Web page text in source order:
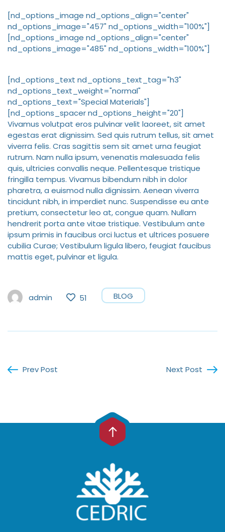
[nd_options_image nd_options_align="center"
nd_options_image="457" nd_options_width="100%"]
[nd_options_image nd_options_align="center"
nd_options_image="485" nd_options_width="100%"]
[nd_options_text nd_options_text_tag="h3"
nd_options_text_weight="normal"
nd_options_text="Special Materials"]
[nd_options_spacer nd_options_height="20"]
Vivamus volutpat eros pulvinar velit laoreet, sit amet
egestas erat dignissim. Sed quis rutrum tellus, sit amet
viverra felis. Cras sagittis sem sit amet urna feugiat
rutrum. Nam nulla ipsum, venenatis malesuada felis
quis, ultricies convallis neque. Pellentesque tristique
fringilla tempus. Vivamus bibendum nibh in dolor
pharetra, a euismod nulla dignissim. Aenean viverra
tincidunt nibh, in imperdiet nunc. Suspendisse eu ante
pretium, consectetur leo at, congue quam. Nullam
hendrerit porta ante vitae tristique. Vestibulum ante
ipsum primis in faucibus orci luctus et ultrices posuere
cubilia Curae; Vestibulum ligula libero, feugiat faucibus
mattis eget, pulvinar et ligula.
admin 51 BLOG
Prev Post Next Post